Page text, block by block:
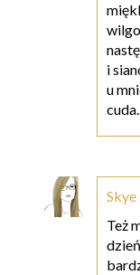
i
u
cuda.
Skye
Też